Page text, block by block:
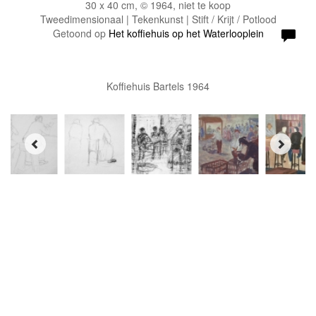
30 x 40 cm, © 1964, niet te koop
Tweedimensionaal | Tekenkunst | Stift / Krijt / Potlood
Getoond op Het koffiehuis op het Waterlooplein
Koffiehuis Bartels 1964